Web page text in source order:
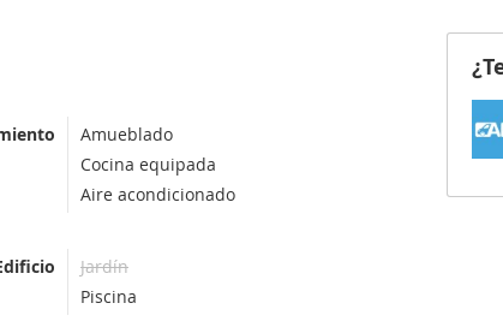
Amueblado
Cocina equipada
Aire acondicionado
Jardín
Piscina